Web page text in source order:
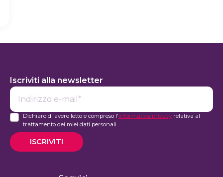
Iscriviti alla newsletter
E-
mail*
Dichiaro di avere letto e compreso l'informativa privacy relativa al
trattamento dei miei dati personali.
ISCRIVITI